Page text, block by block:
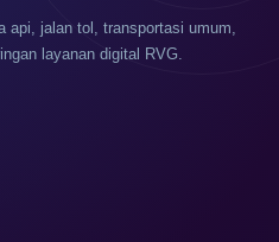
api, jalan tol, transportasi umum,
layanan digital RVG.